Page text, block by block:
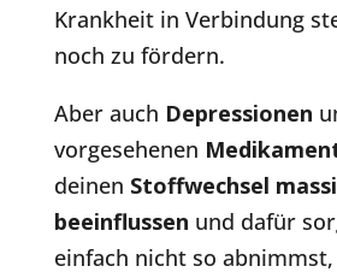
Krankheit in Verbindung
noch zu fördern.
Aber auch Depressionen
vorgesehenen
deinen Stoffwechsel
beeinflussen und dafür
einfach nicht so